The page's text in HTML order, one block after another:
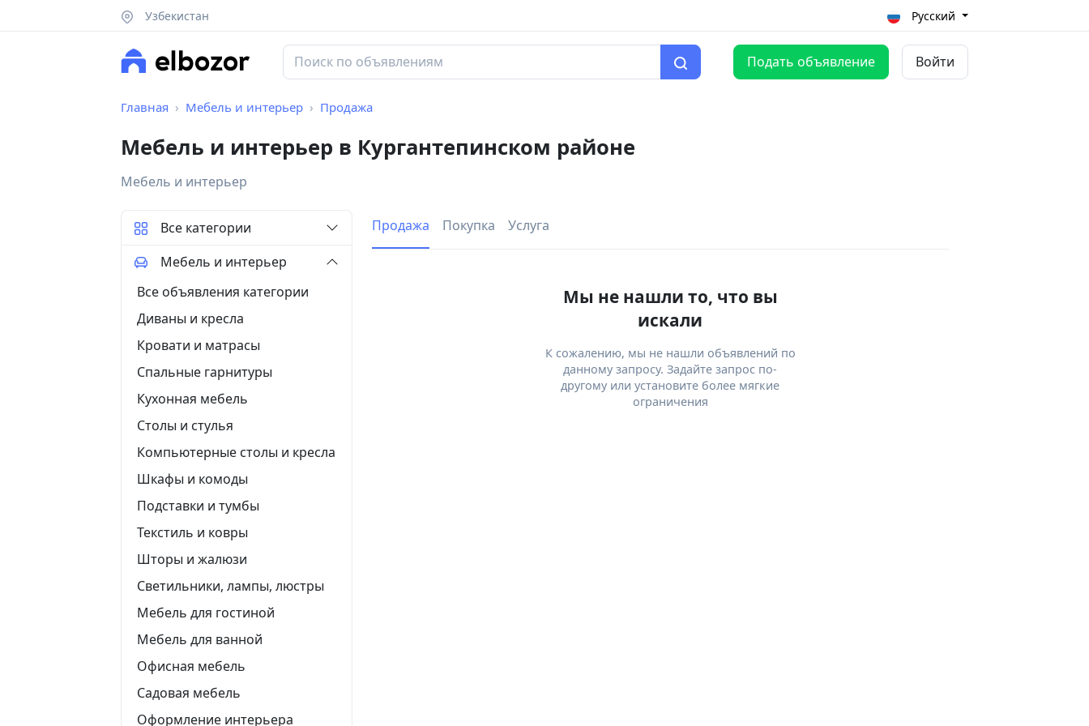
Узбекистан Русский
Подать объявление Войти
Главная Мебель и интерьер Продажа
Мебель и интерьер в Кургантепинском районе
Мебель и интерьер
Продажа Покупка Услуга
Мы не нашли то, что вы
искали
К сожалению, мы не нашли объявлений по
данному запросу. Задайте запрос по-
другому или установите более мягкие
ограничения
Все категории
Мебель и интерьер
Все объявления категории
Диваны и кресла
Кровати и матрасы
Спальные гарнитуры
Кухонная мебель
Столы и стулья
Компьютерные столы и кресла
Шкафы и комоды
Подставки и тумбы
Текстиль и ковры
Шторы и жалюзи
Светильники, лампы, люстры
Мебель для гостиной
Мебель для ванной
Офисная мебель
Садовая мебель
Оформление интерьера